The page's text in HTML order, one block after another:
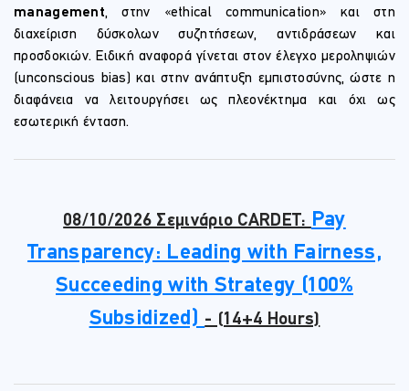
management, στην «ethical communication» και στη
διαχείριση δύσκολων συζητήσεων, αντιδράσεων και
προσδοκιών. Ειδική αναφορά γίνεται στον έλεγχο μεροληψιών
(unconscious bias) και στην ανάπτυξη εμπιστοσύνης, ώστε η
διαφάνεια να λειτουργήσει ως πλεονέκτημα και όχι ως
εσωτερική ένταση.
08/10/2026 Σεμινάριο CARDET: Pay
Transparency: Leading with Fairness,
Succeeding with Strategy (100%
Subsidized) - (14+4 Hours)